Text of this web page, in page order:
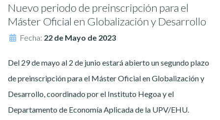
Nuevo periodo de preinscripción para el
Máster Oficial en Globalización y Desarrollo
Fecha: 22 de Mayo de 2023
Del 29 de mayo al 2 de junio estará abierto un segundo plazo
de preinscripción para el Máster Oficial en Globalización y
Desarrollo, coordinado por el Instituto Hegoa y el
Departamento de Economía Aplicada de la UPV/EHU.